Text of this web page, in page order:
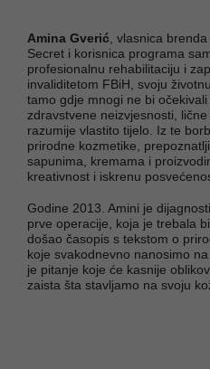
Amina Gverić , vlasnica
Secret i korisnica programa
profesionalnu rehabilitaciju i
invaliditetom FBiH, svoju
tamo gdje mnogi ne bi
zdravstvene neizvjesnosti,
razumije vlastito tijelo. Iz te
prirodne kozmetike,
sapunima, kremama i
kreativnost i iskrenu
Godine 2013. Amini je
prve operacije, koja je trebala
došao časopis s tekstom o
koje svakodnevno nanosimo
je pitanje koje će kasnije
zaista šta stavljamo na svoju